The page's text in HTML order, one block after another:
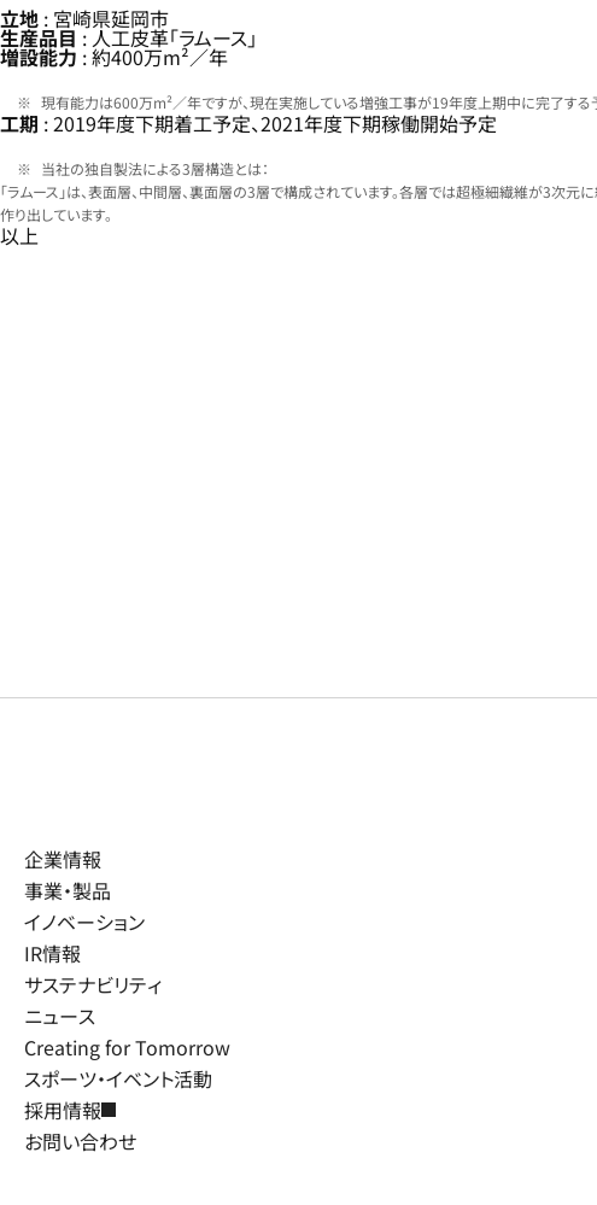
立地 : 宮崎県延岡市
生産品目 : 人工皮革「ラムース」
増設能力 : 約400万m²／年
現有能力は600万m²／年ですが、現在実施している増強工事が19年度上期中に完了する
工期 : 2019年度下期着工予定、2021年度下期稼働開始予定
当社の独自製法による3層構造とは：
「ラムース」は、表面層、中間層、裏面層の3層で構成されています。各層では超極細繊維が3次
作り出しています。
以上
企業情報
事業・製品
イノベーション
IR情報
サステナビリティ
ニュース
Creating for Tomorrow
スポーツ・イベント活動
採用情報
お問い合わせ